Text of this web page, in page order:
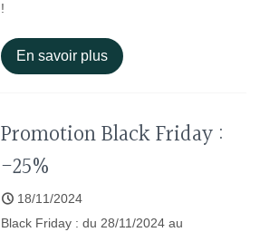
!
En savoir plus
Promotion Black Friday :
-25%
18/11/2024
Black Friday : du 28/11/2024 au